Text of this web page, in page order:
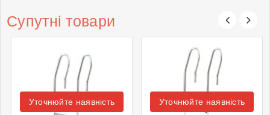
Супутні товари
Уточнюйте наявність Уточнюйте наявність